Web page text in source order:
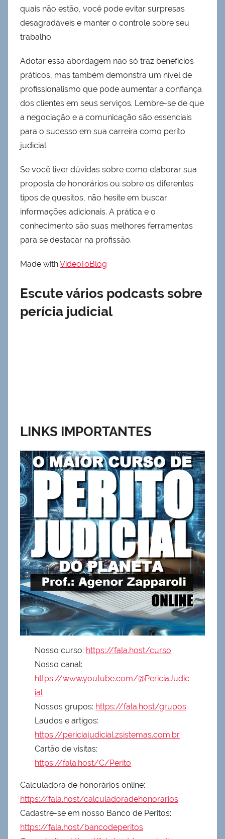
quais não estão, você pode evitar surpresas
desagradáveis e manter o controle sobre seu
trabalho.
Adotar essa abordagem não só traz benefícios
práticos, mas também demonstra um nível de
profissionalismo que pode aumentar a confiança
dos clientes em seus serviços. Lembre-se de que
a negociação e a comunicação são essenciais
para o sucesso em sua carreira como perito
judicial.
Se você tiver dúvidas sobre como elaborar sua
proposta de honorários ou sobre os diferentes
tipos de quesitos, não hesite em buscar
informações adicionais. A prática e o
conhecimento são suas melhores ferramentas
para se destacar na profissão.
Made withVideoToBlog
Escute vários podcasts sobre
perícia judicial
LINKS IMPORTANTES
Nosso curso: https://fala.host/curso
Nosso canal:
https://www.youtube.com/@PericiaJudic
ial
Nossos grupos: https://fala.host/grupos
Laudos e artigos:
https://periciajudicial.zsistemas.com.br
Cartão de visitas:
https://fala.host/C/Perito
Calculadora de honorários online:
https://fala.host/calculadoradehonorarios
Cadastre-se em nosso Banco de Peritos:
https://fala.host/bancodeperitos